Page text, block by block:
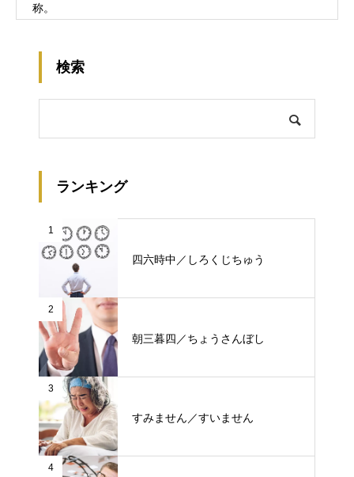
称。
検索
ランキング
1
四六時中／しろくじちゅう
2
朝三暮四／ちょうさんぼし
3
すみません／すいません
4